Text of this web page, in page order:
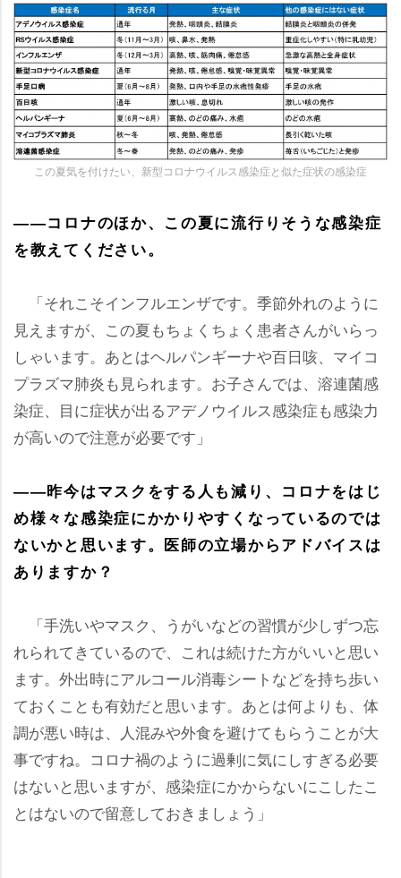
この夏気を付けたい、新型コロナウイルス感染症と似た症状の感染症
――コロナのほか、この夏に流行りそうな感染症
を教えてください。
「それこそインフルエンザです。季節外れのように
見えますが、この夏もちょくちょく患者さんがいらっ
しゃいます。あとはヘルパンギーナや百日咳、マイコ
プラズマ肺炎も見られます。お子さんでは、溶連菌感
染症、目に症状が出るアデノウイルス感染症も感染力
が高いので注意が必要です」
――昨今はマスクをする人も減り、コロナをはじ
め様々な感染症にかかりやすくなっているのでは
ないかと思います。医師の立場からアドバイスは
ありますか？
「手洗いやマスク、うがいなどの習慣が少しずつ忘
れられてきているので、これは続けた方がいいと思い
ます。外出時にアルコール消毒シートなどを持ち歩い
ておくことも有効だと思います。あとは何よりも、体
調が悪い時は、人混みや外食を避けてもらうことが大
事ですね。コロナ禍のように過剰に気にしすぎる必要
はないと思いますが、感染症にかからないにこしたこ
とはないので留意しておきましょう」